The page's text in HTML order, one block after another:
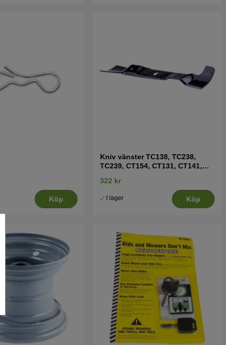
Köp
Kniv vänster TC138, TC238,
TC239, CT154, CT131, CT141,
322 kr
I lager Köp